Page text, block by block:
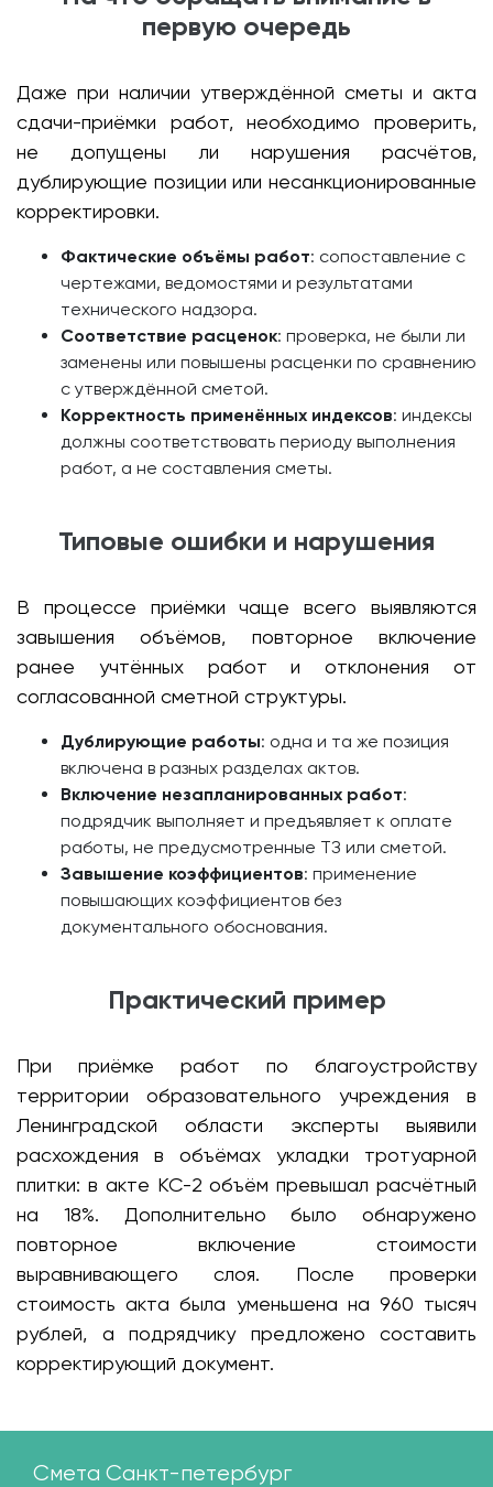
первую очередь
Даже при наличии утверждённой сметы и акта
сдачи-приёмки работ, необходимо проверить,
не допущены ли нарушения расчётов,
дублирующие позиции или несанкционированные
корректировки.
Фактические объёмы работ: сопоставление с
чертежами, ведомостями и результатами
технического надзора.
Соответствие расценок: проверка, не были ли
заменены или повышены расценки по сравнению
с утверждённой сметой.
Корректность применённых индексов: индексы
должны соответствовать периоду выполнения
работ, а не составления сметы.
Типовые ошибки и нарушения
В процессе приёмки чаще всего выявляются
завышения объёмов, повторное включение
ранее учтённых работ и отклонения от
согласованной сметной структуры.
Дублирующие работы: одна и та же позиция
включена в разных разделах актов.
Включение незапланированных работ:
подрядчик выполняет и предъявляет к оплате
работы, не предусмотренные ТЗ или сметой.
Завышение коэффициентов: применение
повышающих коэффициентов без
документального обоснования.
Практический пример
При приёмке работ по благоустройству
территории образовательного учреждения в
Ленинградской области эксперты выявили
расхождения в объёмах укладки тротуарной
плитки: в акте КС-2 объём превышал расчётный
на 18%. Дополнительно было обнаружено
повторное включение стоимости
выравнивающего слоя. После проверки
стоимость акта была уменьшена на 960 тысяч
рублей, а подрядчику предложено составить
корректирующий документ.
Смета Санкт-петербург